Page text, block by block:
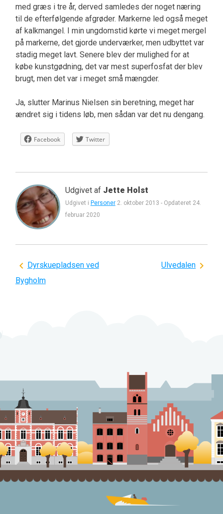
med græs i tre år, derved samledes der noget næring
til de efterfølgende afgrøder. Markerne led også meget
af kalkmangel. I min ungdomstid kørte vi meget mergel
på markerne, det gjorde underværker, men udbyttet var
stadig meget lavt. Senere blev der mulighed for at
købe kunstgødning, det var mest superfosfat der blev
brugt, men det var i meget små mængder.
Ja, slutter Marinus Nielsen sin beretning, meget har
ændret sig i tidens løb, men sådan var det nu dengang.
Facebook Twitter
Udgivet af Jette Holst
Udgivet i Personer 2. oktober 2013 - Opdateret 24.
februar 2020
Indlægsnavigation
Dyrskuepladsen ved
Bygholm
Ulvedalen